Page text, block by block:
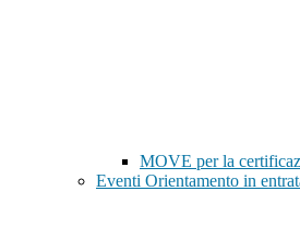
MOVE per la
Eventi Orientamento in